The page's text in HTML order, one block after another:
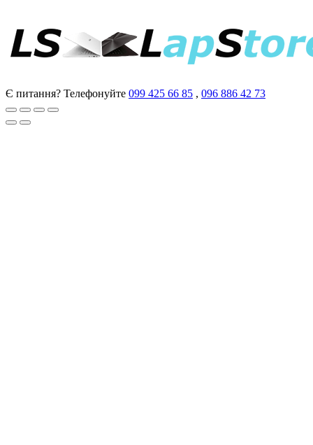
Є питання? Телефонуйте 099 425 66 85 , 096 886 42 73